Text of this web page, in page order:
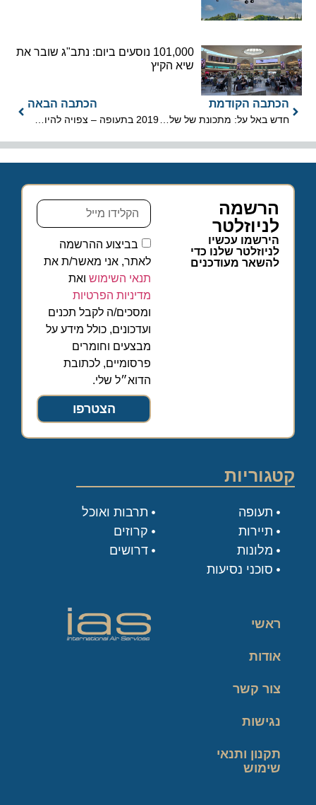
101,000 נוסעים ביום: נתב"ג שובר את
שיא הקיץ
הכתבה הקודמת הכתבה הבאה
הרשמה
לניוזלטר
הירשמו עכשיו
לניוזלטר שלנו כדי
להשאר מעודכנים
בביצוע ההרשמה
לאתר, אני מאשר/ת את
תנאי השימוש ואת
מדיניות הפרטיות
ומסכים/ה לקבל תכנים
ועדכונים, כולל מידע על
מבצעים וחומרים
פרסומיים, לכתובת
הדוא״ל שלי.
הצטרפו
קטגוריות
תעופה
תיירות
מלונות
סוכני נסיעות
תרבות ואוכל
קרוזים
דרושים
ראשי
אודות
צור קשר
נגישות
תקנון ותנאי
שימוש